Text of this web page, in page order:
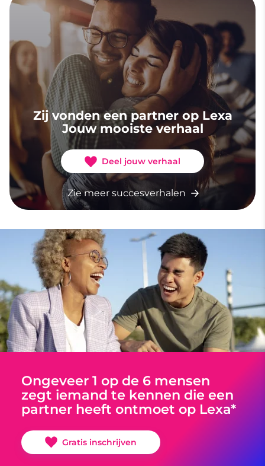
Zij vonden een partner op Lexa
Jouw mooiste verhaal
Deel jouw verhaal
Zie meer succesverhalen
Ongeveer 1 op de 6 mensen
zegt iemand te kennen die een
partner heeft ontmoet op Lexa*
Gratis inschrijven